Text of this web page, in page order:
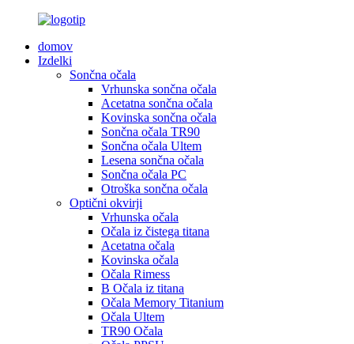
domov
Izdelki
Sončna očala
Vrhunska sončna očala
Acetatna sončna očala
Kovinska sončna očala
Sončna očala TR90
Sončna očala Ultem
Lesena sončna očala
Sončna očala PC
Otroška sončna očala
Optični okvirji
Vrhunska očala
Očala iz čistega titana
Acetatna očala
Kovinska očala
Očala Rimess
B Očala iz titana
Očala Memory Titanium
Očala Ultem
TR90 Očala